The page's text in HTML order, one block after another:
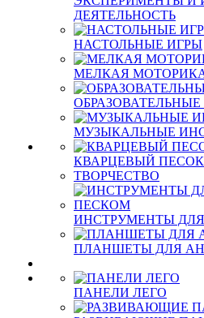
ДЕЯТЕЛЬНОСТЬ
НАСТОЛЬНЫЕ ИГРЫ
МЕЛКАЯ
МУЗЫКАЛЬНЫЕ
КВАРЦЕВЫЙ
ТВОРЧЕСТВО
ИНСТРУМЕНТЫ
ПЛАНШЕТЫ ДЛЯ
ПАНЕЛИ ЛЕГО